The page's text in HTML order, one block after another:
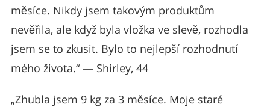
měsíce. Nikdy jsem takovým produktům
nevěřila, ale když byla vložka ve slevě, rozhodla
jsem se to zkusit. Bylo to nejlepší rozhodnutí
mého života.“ — Shirley, 44
„Zhubla jsem 9 kg za 3 měsíce. Moje staré